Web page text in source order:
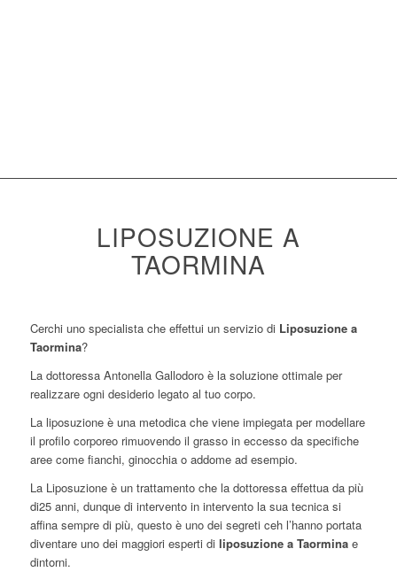
LIPOSUZIONE A
TAORMINA
Cerchi uno specialista che effettui un servizio di Liposuzione a
Taormina?
La dottoressa Antonella Gallodoro è la soluzione ottimale per
realizzare ogni desiderio legato al tuo corpo.
La liposuzione è una metodica che viene impiegata per modellare
il profilo corporeo rimuovendo il grasso in eccesso da specifiche
aree come fianchi, ginocchia o addome ad esempio.
La Liposuzione è un trattamento che la dottoressa effettua da più
di25 anni, dunque di intervento in intervento la sua tecnica si
affina sempre di più, questo è uno dei segreti ceh l’hanno portata
diventare uno dei maggiori esperti di liposuzione a Taorminae
dintorni.